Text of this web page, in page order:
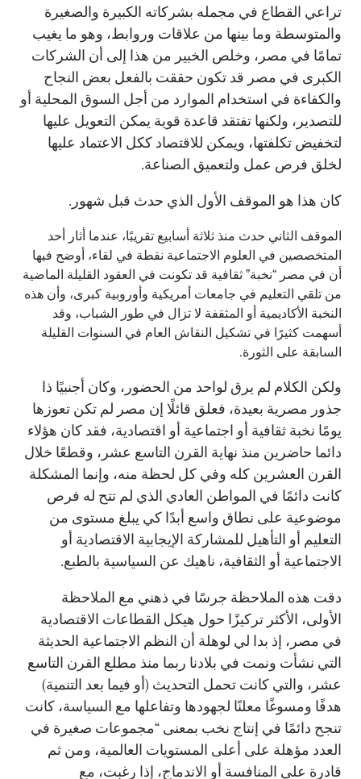
تراعي القطاع في مجمله بشركاته الكبيرة والصغيرة
والمتوسطة وما بينها من علاقات وروابط، وهو ما يغيب
تمامًا في مصر، وخلص الخبير من هذا إلى أن الشركات
الكبرى في مصر قد تكون حققت بالفعل بعض النجاح
والكفاءة في استخدام الموارد من أجل السوق المحلية أو
للتصدير، ولكنها تفتقد قاعدة قوية يمكن التعويل عليها
لتخفيض تكلفتها، ويمكن للاقتصاد ككل الاعتماد عليها
لخلق فرص عمل ولتعميق الصناعة.
كان هذا هو الموقف الأول الذي حدث قبل شهور.
الموقف الثاني حدث منذ ثلاثة أسابيع تقريبًا، عندما أثار أحد
المتخصصين في العلوم الاجتماعية نقطة في لقاء، أوضح فيها
أن في مصر “نخبة” ثقافية قد تكونت في العقود القليلة الماضية
من تلقي التعليم في جامعات أمريكية وأوروبية كبرى، وأن هذه
النخبة الأكاديمية أو المثقفة لا تزال في طور الشباب، وقد
أسهمت كثيرًا في تشكيل النقاش العام في السنوات القليلة
السابقة على الثورة.
ولكن الكلام لم يرق لواحد من الحضور، وكان أجنبيًا ذا
جذور مصرية بعيدة، فعلق قائلًا إن مصر لم تكن تعوزها
يومًا نخبة ثقافية أو اجتماعية أو اقتصادية، فقد كان هؤلاء
دائما حاضرين منذ نهاية القرن التاسع عشر، وقطعًا خلال
القرن العشرين كله وفي كل لحظة منه، وإنما المشكلة
كانت دائمًا في المواطن العادي الذي لم تتح له فرص
موضوعية على نطاق واسع أبدًا كي يبلغ مستوى من
التعليم أو التأهيل للمشاركة الإيجابية الاقتصادية أو
الاجتماعية أو الثقافية، ناهيك عن السياسية بالطبع.
دقت هذه الملاحظة جرسًا في ذهني مع الملاحظة
الأولى، الأكثر تركيزًا حول هيكل القطاعات الاقتصادية
في مصر، إذ بدا لي لوهلة أن النظم الاجتماعية الحديثة
التي نشأت ونمت في بلادنا ربما منذ مطلع القرن التاسع
عشر، والتي كانت تحمل التحديث (أو فيما بعد التنمية)
هدفًا ومسوغًا معلنًا لجهودها وتفاعلها مع السياسة، كانت
تنجح دائمًا في إنتاج نخب بمعنى “مجموعات صغيرة في
العدد مؤهلة على أعلى المستويات العالمية، ومن ثم
قادرة على المنافسة أو الاندماج، إذا رغبت، مع